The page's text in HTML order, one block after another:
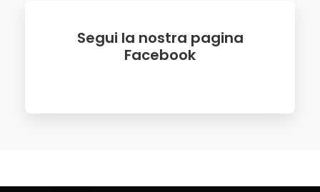
Segui la nostra pagina
Facebook